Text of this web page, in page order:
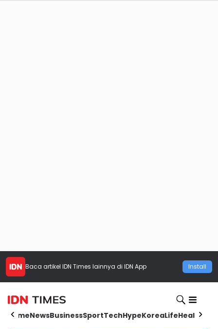
Baca artikel IDN Times lainnya di IDN App Install
HomeNewsBusinessSportTechHypeKoreaLifeHealth